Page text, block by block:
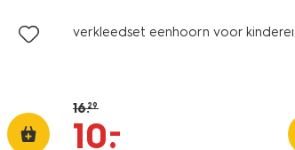
verkleedset eenhoorn voor kinderen
16.29
10.
–